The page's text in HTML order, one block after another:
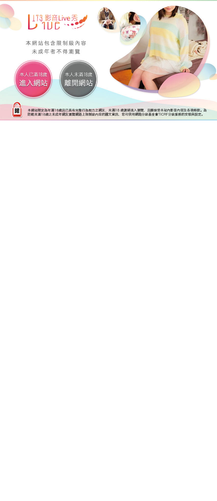
後台管理 網站設定 版型列表 修改版型內容 搜尋 简体